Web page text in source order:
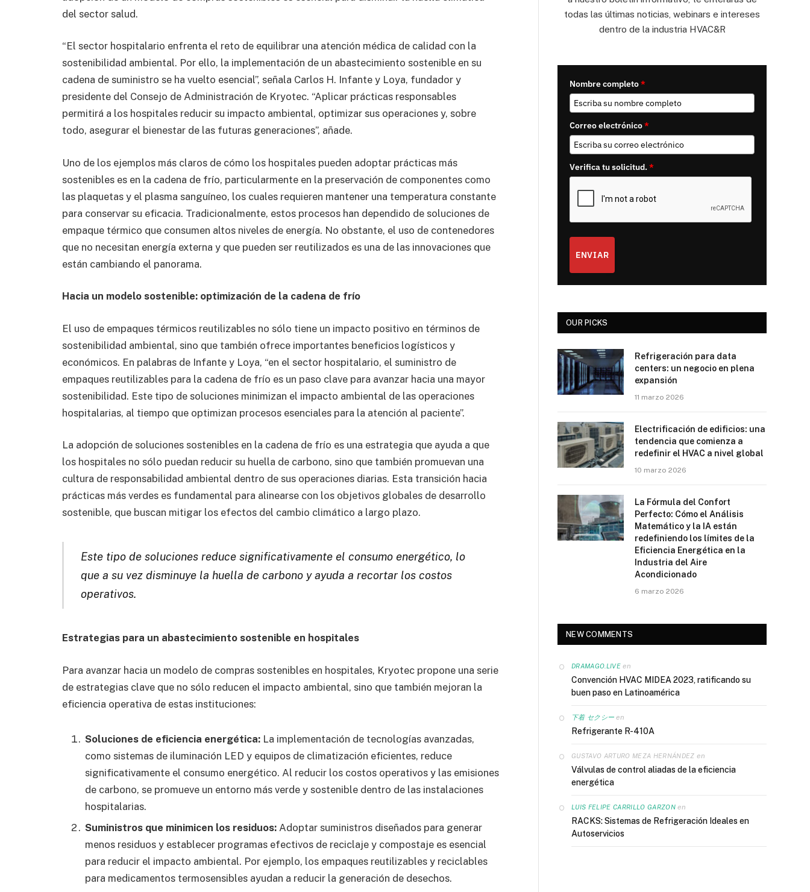
del sector salud.
“El sector hospitalario enfrenta el reto de equilibrar una atención médica de calidad con la
sostenibilidad ambiental. Por ello, la implementación de un abastecimiento sostenible en su
cadena de suministro se ha vuelto esencial”, señala Carlos H. Infante y Loya, fundador y
presidente del Consejo de Administración de Kryotec. “Aplicar prácticas responsables
permitirá a los hospitales reducir su impacto ambiental, optimizar sus operaciones y, sobre
todo, asegurar el bienestar de las futuras generaciones”, añade.
Uno de los ejemplos más claros de cómo los hospitales pueden adoptar prácticas más
sostenibles es en la cadena de frío, particularmente en la preservación de componentes como
las plaquetas y el plasma sanguíneo, los cuales requieren mantener una temperatura constante
para conservar su eficacia. Tradicionalmente, estos procesos han dependido de soluciones de
empaque térmico que consumen altos niveles de energía. No obstante, el uso de contenedores
que no necesitan energía externa y que pueden ser reutilizados es una de las innovaciones que
están cambiando el panorama.
Hacia un modelo sostenible: optimización de la cadena de frío
El uso de empaques térmicos reutilizables no sólo tiene un impacto positivo en términos de
sostenibilidad ambiental, sino que también ofrece importantes beneficios logísticos y
económicos. En palabras de Infante y Loya, “en el sector hospitalario, el suministro de
empaques reutilizables para la cadena de frío es un paso clave para avanzar hacia una mayor
sostenibilidad. Este tipo de soluciones minimizan el impacto ambiental de las operaciones
hospitalarias, al tiempo que optimizan procesos esenciales para la atención al paciente”.
La adopción de soluciones sostenibles en la cadena de frío es una estrategia que ayuda a que
los hospitales no sólo puedan reducir su huella de carbono, sino que también promuevan una
cultura de responsabilidad ambiental dentro de sus operaciones diarias. Esta transición hacia
prácticas más verdes es fundamental para alinearse con los objetivos globales de desarrollo
sostenible, que buscan mitigar los efectos del cambio climático a largo plazo.
Este tipo de soluciones reduce significativamente el consumo energético, lo
que a su vez disminuye la huella de carbono y ayuda a recortar los costos
operativos.
Estrategias para un abastecimiento sostenible en hospitales
Para avanzar hacia un modelo de compras sostenibles en hospitales, Kryotec propone una serie
de estrategias clave que no sólo reducen el impacto ambiental, sino que también mejoran la
eficiencia operativa de estas instituciones:
Soluciones de eficiencia energética: La implementación de tecnologías avanzadas,
como sistemas de iluminación LED y equipos de climatización eficientes, reduce
significativamente el consumo energético. Al reducir los costos operativos y las emisiones
de carbono, se promueve un entorno más verde y sostenible dentro de las instalaciones
hospitalarias.
Suministros que minimicen los residuos: Adoptar suministros diseñados para generar
menos residuos y establecer programas efectivos de reciclaje y compostaje es esencial
para reducir el impacto ambiental. Por ejemplo, los empaques reutilizables y reciclables
para medicamentos termosensibles ayudan a reducir la generación de desechos.
todas las últimas noticias, webinars e intereses
dentro de la industria HVAC&R
Nombre completo*
Correo electrónico*
Verifica tu solicitud.*
ENVIAR
OUR PICKS
Refrigeración para data
centers: un negocio en plena
expansión
11 marzo 2026
Electrificación de edificios: una
tendencia que comienza a
redefinir el HVAC a nivel global
10 marzo 2026
La Fórmula del Confort
Perfecto: Cómo el Análisis
Matemático y la IA están
redefiniendo los límites de la
Eficiencia Energética en la
Industria del Aire
Acondicionado
6 marzo 2026
NEW COMMENTS
DRAMAGO.LIVEen
Convención HVAC MIDEA 2023, ratificando su
buen paso en Latinoamérica
下着 セクシー en
Refrigerante R-410A
GUSTAVO ARTURO MEZA HERNÁNDEZ en
Válvulas de control aliadas de la eficiencia
energética
LUIS FELIPE CARRILLO GARZONen
RACKS: Sistemas de Refrigeración Ideales en
Autoservicios